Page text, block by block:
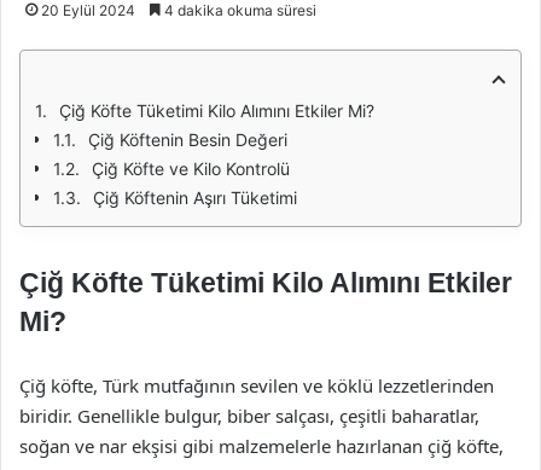
20 Eylül 2024 4 dakika okuma süresi
Çiğ Köfte Tüketimi Kilo Alımını Etkiler Mi?
Çiğ Köftenin Besin Değeri
Çiğ Köfte ve Kilo Kontrolü
Çiğ Köftenin Aşırı Tüketimi
Çiğ Köfte Tüketimi Kilo Alımını Etkiler
Mi?
Çiğ köfte, Türk mutfağının sevilen ve köklü lezzetlerinden
biridir. Genellikle bulgur, biber salçası, çeşitli baharatlar,
soğan ve nar ekşisi gibi malzemelerle hazırlanan çiğ köfte,